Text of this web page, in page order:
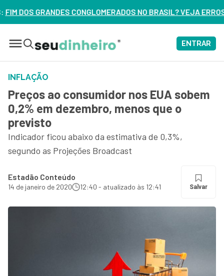
NO BRASIL? VEJA ERROS DE 3 DELES – ASSISTA
ENTRAR
INFLAÇÃO
Preços ao consumidor nos EUA sobem
0,2% em dezembro, menos que o
previsto
Indicador ficou abaixo da estimativa de 0,3%,
segundo as Projeções Broadcast
Estadão Conteúdo
14 de janeiro de 2020 12:40 - atualizado às 12:41 Salvar